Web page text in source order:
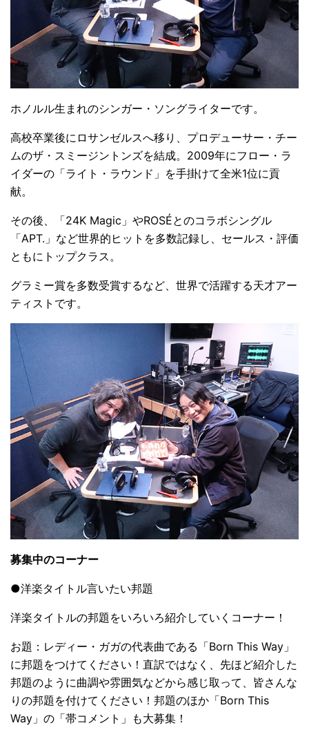
ホノルル生まれのシンガー・ソングライターです。
高校卒業後にロサンゼルスへ移り、プロデューサー・チー
ムのザ・スミージントンズを結成。2009年にフロー・ラ
イダーの「ライト・ラウンド」を手掛けて全米1位に貢
献。
その後、「24K Magic」やROSÉとのコラボシングル
「APT.」など世界的ヒットを多数記録し、セールス・評価
ともにトップクラス。
グラミー賞を多数受賞するなど、世界で活躍する天才アー
ティストです。
募集中のコーナー
●洋楽タイトル言いたい邦題
洋楽タイトルの邦題をいろいろ紹介していくコーナー！
お題：レディー・ガガの代表曲である「Born This Way」
に邦題をつけてください！直訳ではなく、先ほど紹介した
邦題のように曲調や雰囲気などから感じ取って、皆さんな
りの邦題を付けてください！邦題のほか「Born This
Way」の「帯コメント」も大募集！